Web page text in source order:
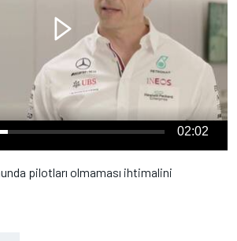
02:02
pilotları olmaması ihtimalini